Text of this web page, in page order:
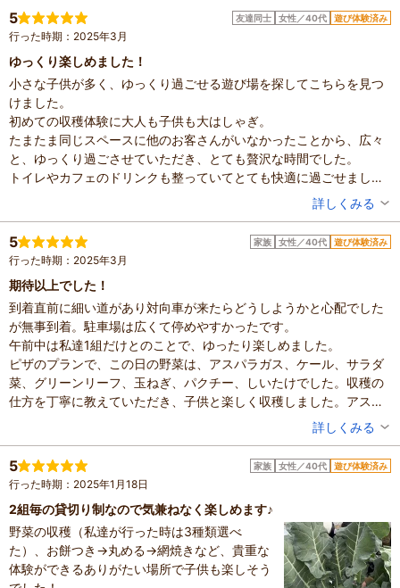
ホットサンドは、当日収穫した、玉ねぎ・サニ
ーレタス・水菜・ケールなどなど他にもいろい
ろと挟み焼きました。
マヨネーズ・ヶキャップ・塩・胡椒・ドレッシ
ングもあり、調理に使う事が出来てとても美味
しくいただきました。
ドリンクメニューも充実していてよかったで
す。
次はピザ作りに行きたいなあと思いました。
お世話になりました。ありがとうございます。
滞在時間：1～2時間
人数：3人～5人
家族の内訳：お子様、親・祖父母
子供の年齢：13歳以上
投稿日：2025年4月7日
5 友達同士 女性／40代 遊び体験済み
行った時期：2025年3月
ゆっくり楽しめました！
小さな子供が多く、ゆっくり過ごせる遊び場を探してこちらを見つ
けました。
初めての収穫体験に大人も子供も大はしゃぎ。
たまたま同じスペースに他のお客さんがいなかったことから、広々
と、ゆっくり過ごさせていただき、とても贅沢な時間でした。
トイレやカフェのドリンクも整っていてとても快適に過ごせまし
子供たちがもう少し大きくなったら、ピザのプランも是非体験させ
ていただきたいと思います。また伺います。
ありがとうございました！
滞在時間：3時間以上
人数：6人～9人
設備の有無：駐車場、トイレ、休憩所
投稿日：2025年3月29日
詳しくみる
5 家族 女性／40代 遊び体験済み
行った時期：2025年3月
期待以上でした！
到着直前に細い道があり対向車が来たらどうしようかと心配でした
が無事到着。駐車場は広くて停めやすかったです。
午前中は私達1組だけとのことで、ゆったり楽しめました。
ピザのプランで、この日の野菜は、アスパラガス、ケール、サラダ
菜、グリーンリーフ、玉ねぎ、パクチー、しいたけでした。収穫の
仕方を丁寧に教えていただき、子供と楽しく収穫しました。アスパ
ラガスや玉ねぎ、しいたけがどんな状態で育っているのかを初めて
野菜を洗って切っていざピザ作り。生地が1人１つづつ用意してあ
り、ピザソースはトマトとカレー（キーマカレー？）の2種類あり、
トマトとカレーの2種類のピザを作りました。1枚7分ほどで焼き上
がり、焼き上がるまではサラダを食べながら待ちました。採れたて
の新鮮野菜をたっぷり食べれて幸せでした。ドレッシングも準備し
てあり美味しかったです。自分で作った焼きたてのピザは美味しか
ったようで子供も満足していました。当日は少し肌寒かったのです
滞在時間：2～3時間
人数：2人
家族の内訳：お子様
子供の年齢：4～6歳
投稿日：2025年3月9日
詳しくみる
5 家族 女性／40代 遊び体験済み
行った時期：2025年1月18日
2組毎の貸切り制なので気兼ねなく楽しめます♪
野菜の収穫（私達が行った時は3種類選べ
た）、お餅つき→丸める→網焼きなど、貴重な
体験ができるありがたい場所で子供も楽しそう